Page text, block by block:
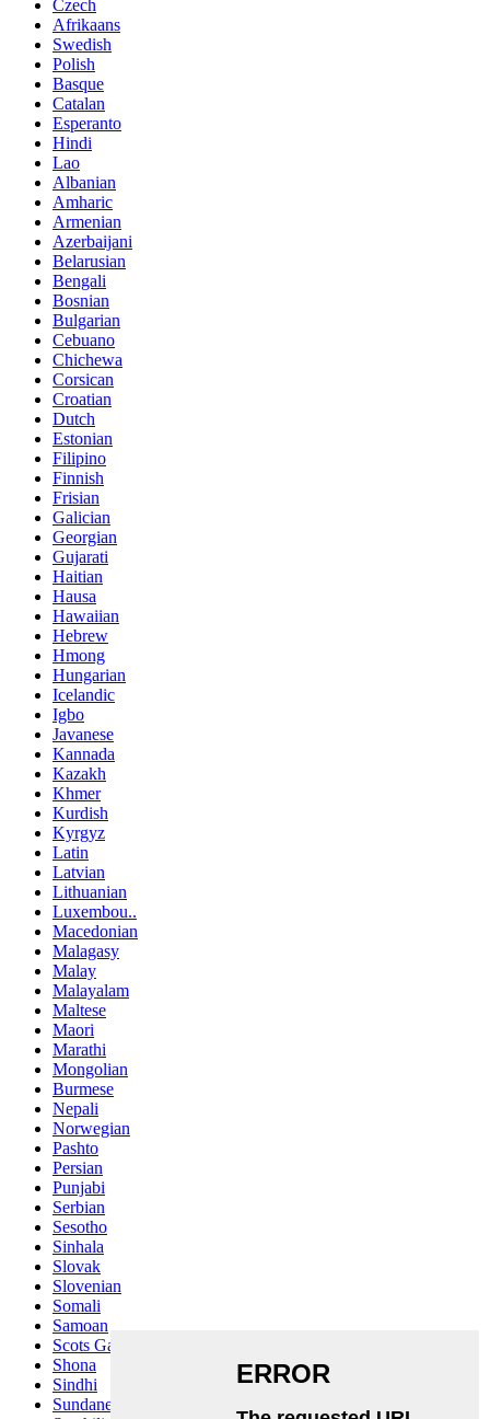
Czech
Afrikaans
Swedish
Polish
Basque
Catalan
Esperanto
Hindi
Lao
Albanian
Amharic
Armenian
Azerbaijani
Belarusian
Bengali
Bosnian
Bulgarian
Cebuano
Chichewa
Corsican
Croatian
Dutch
Estonian
Filipino
Finnish
Frisian
Galician
Georgian
Gujarati
Haitian
Hausa
Hawaiian
Hebrew
Hmong
Hungarian
Icelandic
Igbo
Javanese
Kannada
Kazakh
Khmer
Kurdish
Kyrgyz
Latin
Latvian
Lithuanian
Luxembou..
Macedonian
Malagasy
Malay
Malayalam
Maltese
Maori
Marathi
Mongolian
Burmese
Nepali
Norwegian
Pashto
Persian
Punjabi
Serbian
Sesotho
Sinhala
Slovak
Slovenian
Somali
Samoan
Scots Gaelic
Shona
Sindhi
Sundanese